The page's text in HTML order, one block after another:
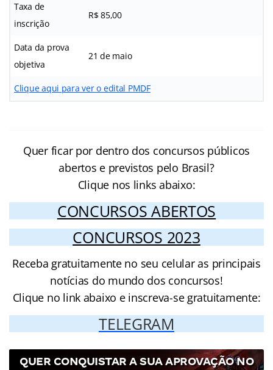
Taxa de
inscrição
R$ 85,00
Data da prova
objetiva
21 de maio
Clique aqui para ver o edital PMDF
Quer ficar por dentro dos concursos públicos
abertos e previstos pelo Brasil?
Clique nos links abaixo:
CONCURSOS ABERTOS
CONCURSOS 2023
Receba gratuitamente no seu celular as principais
notícias do mundo dos concursos!
Clique no link abaixo e inscreva-se gratuitamente:
TELEGRAM
QUER CONQUISTAR A SUA APROVAÇÃO NO